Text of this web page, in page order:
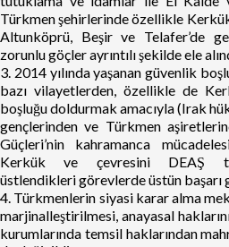
Türkmen şehirlerinde özellikle
Altunköprü, Beşir ve Telafer’de
zorunlu göçler ayrıntılı şekilde ele
3. 2014 yılında yaşanan güvenlik
bazı vilayetlerden, özellikle de
boşluğu doldurmak amacıyla (Irak
gençlerinden ve Türkmen
Güçleri’nin kahramanca
Kerkük ve çevresini DEAŞ
üstlendikleri görevlerde üstün
4. Türkmenlerin siyasi karar alma
marjinalleştirilmesi, anayasal
kurumlarında temsil haklarından